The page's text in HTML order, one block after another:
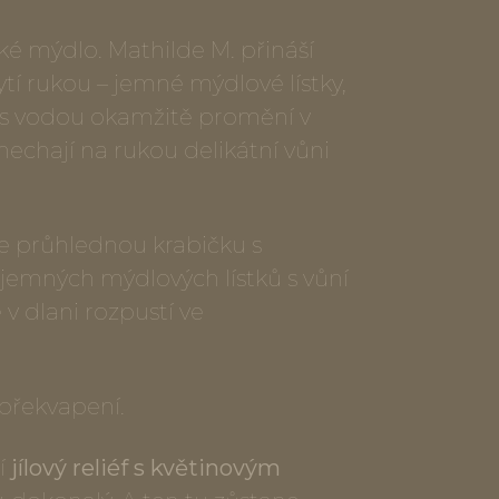
mýdlo. Mathilde M. přináší
rukou – jemné mýdlové lístky,
vodou okamžitě promění v
na rukou delikátní vůni
průhlednou krabičku s
mýdlových lístků s vůní
dlani rozpustí ve
jílový reliéf s květinovým